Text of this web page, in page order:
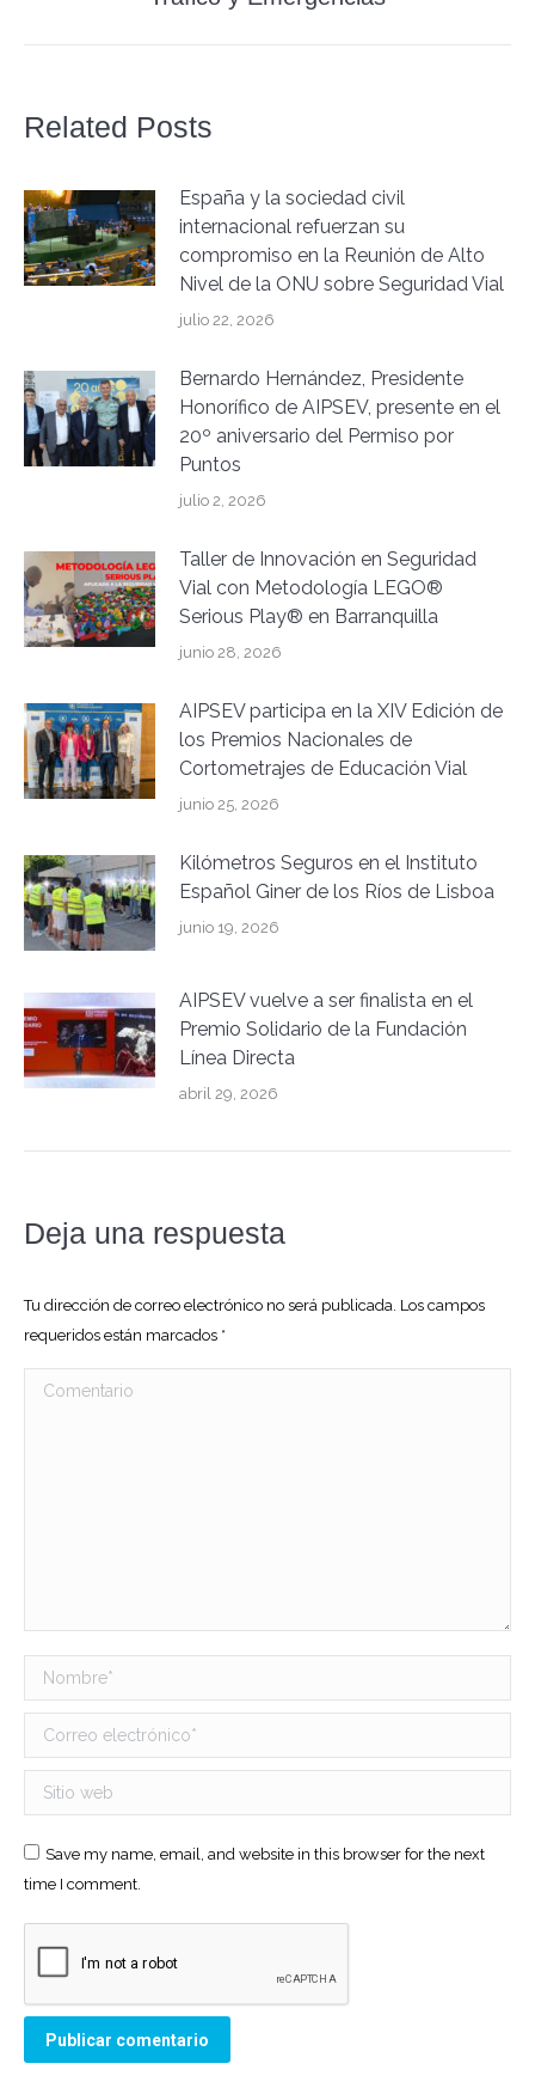
Related Posts
España y la sociedad civil
internacional refuerzan su
compromiso en la Reunión de Alto
Nivel de la ONU sobre Seguridad Vial
julio 22, 2026
Bernardo Hernández, Presidente
Honorífico de AIPSEV, presente en el
20º aniversario del Permiso por
Puntos
julio 2, 2026
Taller de Innovación en Seguridad
Vial con Metodología LEGO®
Serious Play® en Barranquilla
junio 28, 2026
AIPSEV participa en la XIV Edición de
los Premios Nacionales de
Cortometrajes de Educación Vial
junio 25, 2026
Kilómetros Seguros en el Instituto
Español Giner de los Ríos de Lisboa
junio 19, 2026
AIPSEV vuelve a ser finalista en el
Premio Solidario de la Fundación
Línea Directa
abril 29, 2026
Deja una respuesta
Tu dirección de correo electrónico no será publicada. Los campos
requeridos están marcados *
Comentario
Nombre *
Correo electrónico *
Sitio web
Save my name, email, and website in this browser for the next
time I comment.
Publicar comentario